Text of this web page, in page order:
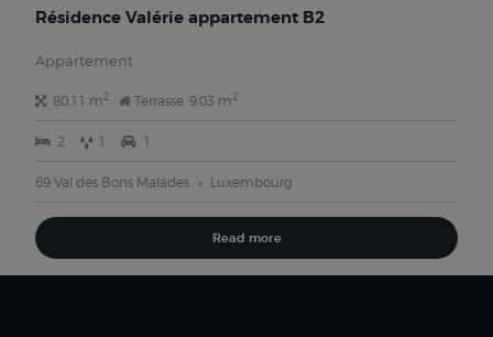
Résidence Valérie appartement B2
Appartement
80.11 m2 Terrasse 9.03 m2
2 1 1
69 Val des Bons Malades Luxembourg
Read more